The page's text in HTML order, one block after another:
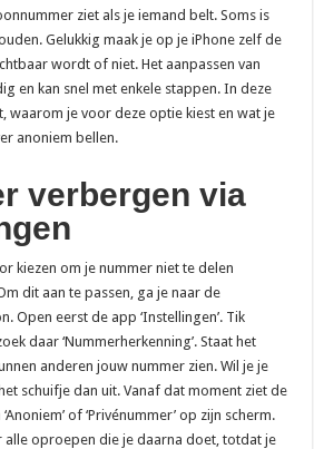
ziet als je iemand belt. Soms is
Gelukkig maak je op je iPhone zelf de
wordt of niet. Het aanpassen van
en kan snel met enkele stappen. In deze
waarom je voor deze optie kiest en wat je
anoniem bellen.
verbergen via
kiezen om je nummer niet te delen
dit aan te passen, ga je naar de
Open eerst de app ‘Instellingen’. Tik
daar ‘Nummerherkenning’. Staat het
anderen jouw nummer zien. Wil je je
schuifje dan uit. Vanaf dat moment ziet de
of ‘Privénummer’ op zijn scherm.
alle oproepen die je daarna doet, totdat je